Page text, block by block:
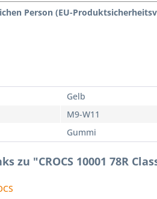
Person (EU-
Gelb
M9-W11
Gummi
zu "CROCS 10001 78R